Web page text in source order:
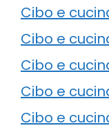
Cibo e
Cibo e
Cibo e
Cibo e
Cibo e